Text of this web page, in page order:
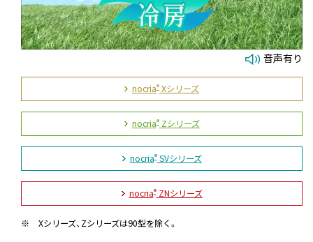
音声有り
nocria® Xシリーズ
nocria®Zシリーズ
nocria®SVシリーズ
nocria®ZNシリーズ
※ Xシリーズ、Zシリーズは90型を除く。